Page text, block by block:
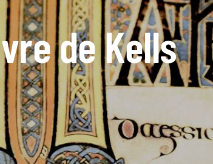
de Kells